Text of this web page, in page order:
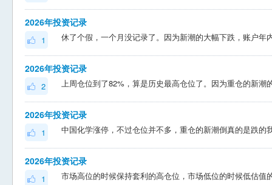
2026年投资记录
1
2026年投资记录
2
2026年投资记录
1
2026年投资记录
1